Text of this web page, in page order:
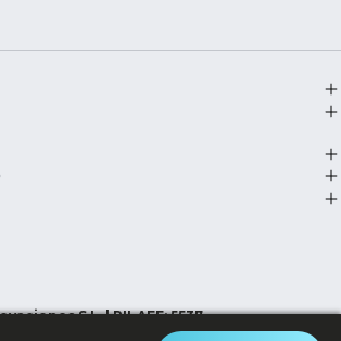
S.L. | RII-AEE: 5537